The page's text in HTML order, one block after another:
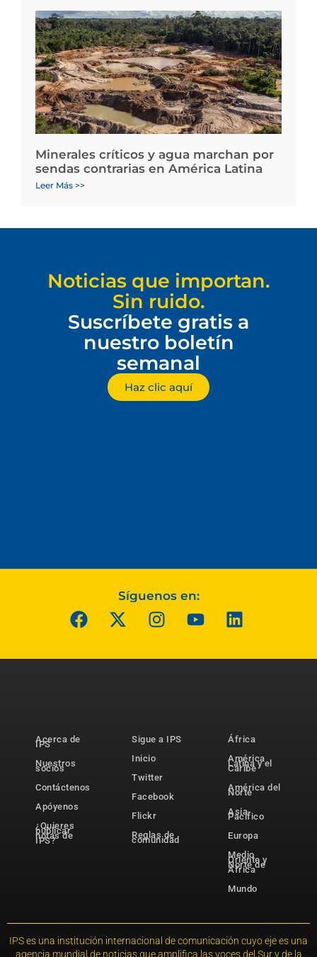
Minerales críticos y agua marchan por
sendas contrarias en América Latina
Leer Más >>
Noticias que importan.
Sin ruido.
Suscríbete gratis a
nuestro boletín
semanal
Haz clic aquí
Síguenos en:
Acerca de
IPS
Nuestros
socios
Contáctenos
Apóyenos
¿Quieres
publicar
notas de
IPS?
Sigue a IPS
Inicio
Twitter
Facebook
Flickr
Reglas de
comunidad
África
América
Latina y el
Caribe
América del
Norte
Asia-
Pacífico
Europa
Medio
Oriente y
Norte de
África
Mundo
IPS es una institución internacional de comunicación cuyo eje es una
agencia mundial de noticias que amplifica las voces del Sur y de la